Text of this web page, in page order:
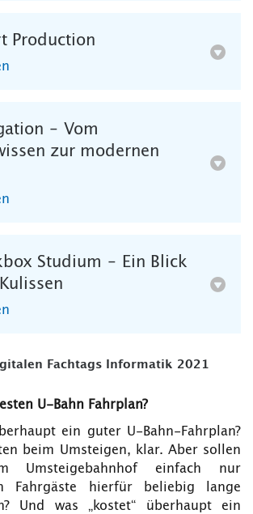
Production
– Vom
zur modernen
Studium – Ein Blick
Fachtags Informatik 2021
U-Bahn Fahrplan?
ein guter U-Bahn-Fahrplan?
beim Umsteigen, klar. Aber sollen
Umsteigebahnhof einfach nur
Fahrgäste hierfür beliebig lange
Und was „kostet“ überhaupt ein